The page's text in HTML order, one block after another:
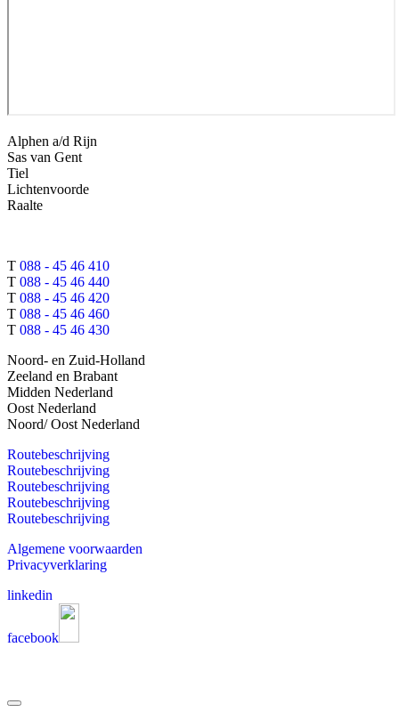
Alphen a/d Rijn
Sas van Gent
Tiel
Lichtenvoorde
Raalte
T 088 - 45 46 410
T 088 - 45 46 440
T 088 - 45 46 420
T 088 - 45 46 460
T 088 - 45 46 430
Noord- en Zuid-Holland
Zeeland en Brabant
Midden Nederland
Oost Nederland
Noord/ Oost Nederland
Routebeschrijving
Routebeschrijving
Routebeschrijving
Routebeschrijving
Routebeschrijving
Algemene voorwaarden
Privacyverklaring
linkedin
facebook